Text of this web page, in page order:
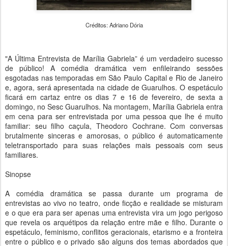
Créditos: Adriano Dória
"A Última Entrevista de Marília Gabriela” é um verdadeiro sucesso
de público! A comédia dramática vem enfileirando sessões
esgotadas nas temporadas em São Paulo Capital e Rio de Janeiro
e, agora, será apresentada na cidade de Guarulhos. O espetáculo
ficará em cartaz entre os dias 7 e 16 de fevereiro, de sexta a
domingo, no Sesc Guarulhos. Na montagem, Marília Gabriela entra
em cena para ser entrevistada por uma pessoa que lhe é muito
familiar: seu filho caçula, Theodoro Cochrane. Com conversas
brutalmente sinceras e amorosas, o público é automaticamente
teletransportado para suas relações mais pessoais com seus
familiares.
Sinopse
A comédia dramática se passa durante um programa de
entrevistas ao vivo no teatro, onde ficção e realidade se misturam
e o que era para ser apenas uma entrevista vira um jogo perigoso
que revela os arquétipos da relação entre mãe e filho. Durante o
espetáculo, feminismo, conflitos geracionais, etarismo e a fronteira
entre o público e o privado são alguns dos temas abordados que